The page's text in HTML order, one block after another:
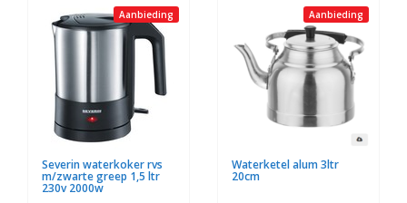
Aanbieding
Severin waterkoker rvs
m/zwarte greep 1,5 ltr
230v 2000w
Aanbieding
Waterketel alum 3ltr
20cm